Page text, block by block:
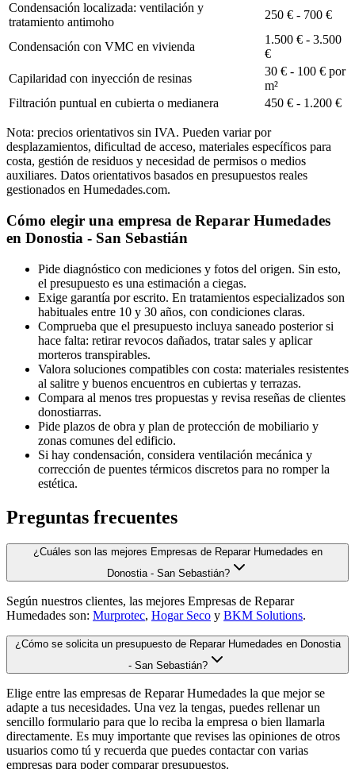
Condensación localizada: ventilación y
tratamiento antimoho
250 € - 700 €
Condensación con VMC en vivienda
1.500 € - 3.500
€
Capilaridad con inyección de resinas
30 € - 100 € por
m²
Filtración puntual en cubierta o medianera
450 € - 1.200 €
Nota: precios orientativos sin IVA. Pueden variar por
desplazamientos, dificultad de acceso, materiales específicos para
costa, gestión de residuos y necesidad de permisos o medios
auxiliares. Datos orientativos basados en presupuestos reales
gestionados en Humedades.com.
Cómo elegir una empresa de Reparar Humedades
en Donostia - San Sebastián
Pide diagnóstico con mediciones y fotos del origen. Sin esto,
el presupuesto es una estimación a ciegas.
Exige garantía por escrito. En tratamientos especializados son
habituales entre 10 y 30 años, con condiciones claras.
Comprueba que el presupuesto incluya saneado posterior si
hace falta: retirar revocos dañados, tratar sales y aplicar
morteros transpirables.
Valora soluciones compatibles con costa: materiales resistentes
al salitre y buenos encuentros en cubiertas y terrazas.
Compara al menos tres propuestas y revisa reseñas de clientes
donostiarras.
Pide plazos de obra y plan de protección de mobiliario y
zonas comunes del edificio.
Si hay condensación, considera ventilación mecánica y
corrección de puentes térmicos discretos para no romper la
estética.
Preguntas frecuentes
¿Cuáles son las mejores Empresas de Reparar Humedades en
Donostia - San Sebastián?
Según nuestros clientes, las mejores Empresas de Reparar
Humedades son: Murprotec, Hogar Seco y BKM Solutions.
¿Cómo se solicita un presupuesto de Reparar Humedades en Donostia
- San Sebastián?
Elige entre las empresas de Reparar Humedades la que mejor se
adapte a tus necesidades. Una vez la tengas, puedes rellenar un
sencillo formulario para que lo reciba la empresa o bien llamarla
directamente. Es muy importante que revises las opiniones de otros
usuarios como tú y recuerda que puedes contactar con varias
empresas para poder comparar presupuestos.